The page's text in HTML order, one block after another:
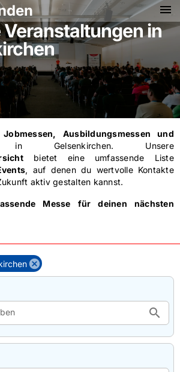
menu
Veranstaltungen in
Ausbildungsmessen und
Gelsenkirchen. Unsere
bietet eine umfassende Liste
, auf denen du wertvolle Kontakte
aktiv gestalten kannst.
Messe für deinen nächsten
cancel
search